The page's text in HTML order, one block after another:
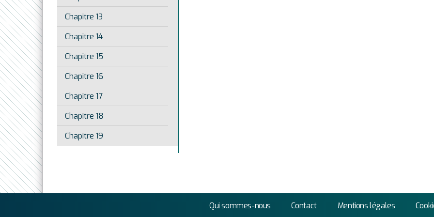
Chapitre 13
Chapitre 14
Chapitre 15
Chapitre 16
Chapitre 17
Chapitre 18
Chapitre 19
Qui sommes-nous Contact Mentions légales